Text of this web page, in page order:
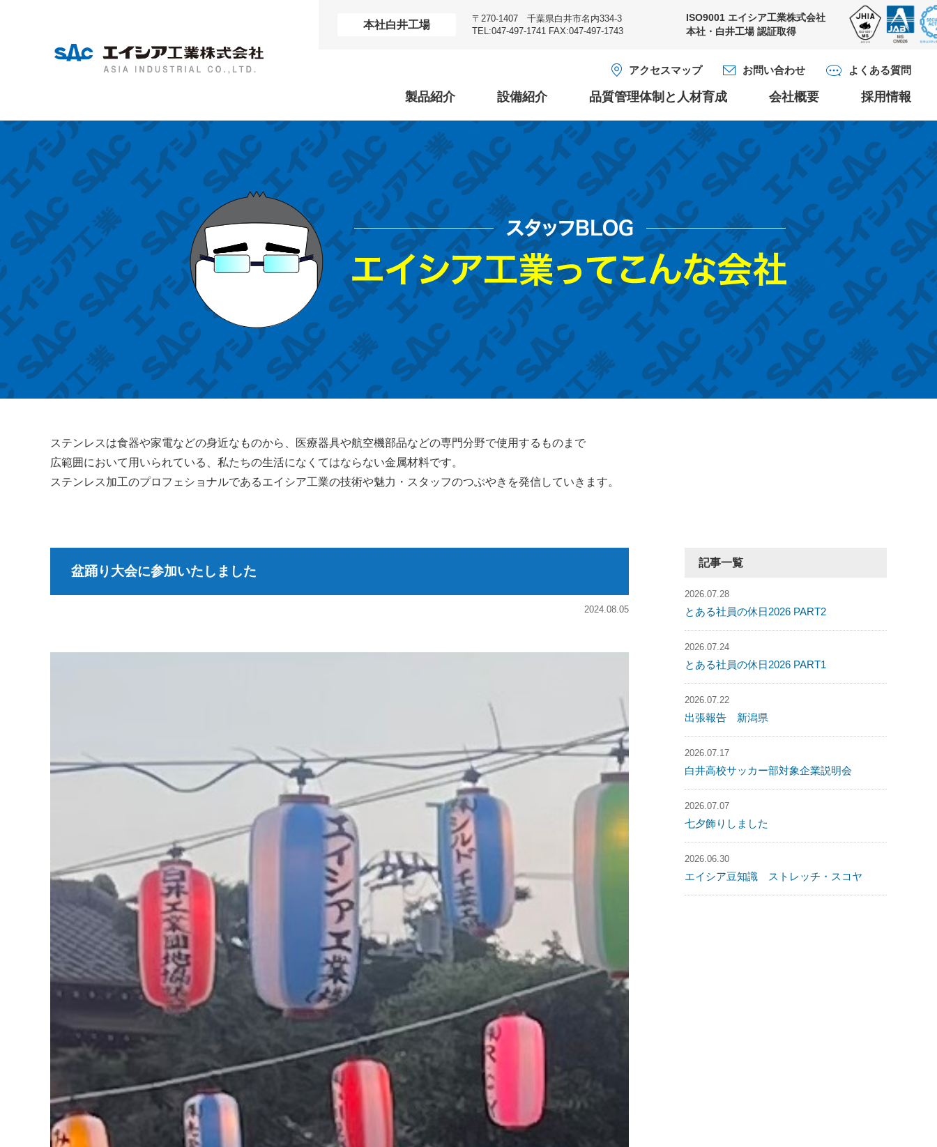
本社白井工場
〒270-1407 千葉県白井市名内334-3
TEL:047-497-1741 FAX:047-497-1743
ISO9001 エイシア工業株式会社
本社・白井工場認証取得
アクセスマップ お問い合わせ よくある質問
製品紹介 設備紹介 品質管理体制と人材育成 会社概要 採用情報
ステンレスは食器や家電などの身近なものから、医療器具や航空機部品などの専門分野で使用するものまで
広範囲において用いられている、私たちの生活になくてはならない金属材料です。
ステンレス加工のプロフェショナルであるエイシア工業の技術や魅力・スタッフのつぶやきを発信していきます。
盆踊り大会に参加いたしました
2024.08.05
記事一覧
2026.07.28
とある社員の休日2026 PART2
2026.07.24
とある社員の休日2026 PART1
2026.07.22
出張報告 新潟県
2026.07.17
白井高校サッカー部対象企業説明会
2026.07.07
七夕飾りしました
2026.06.30
エイシア豆知識 ストレッチ・スコヤ